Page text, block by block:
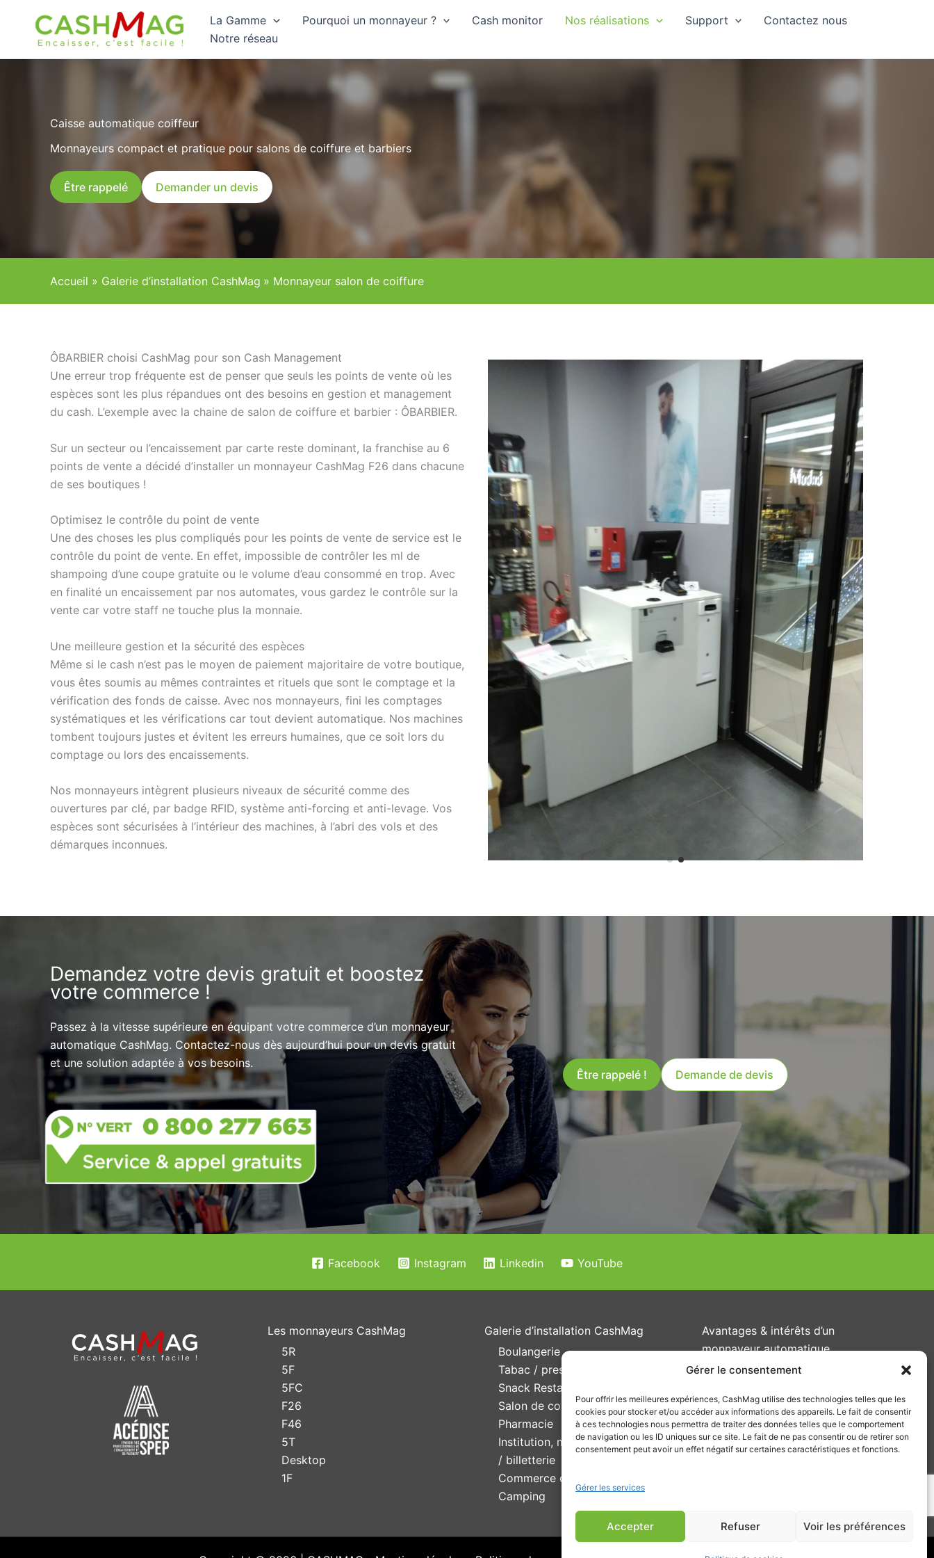
Gérer le consentement
Pour offrir les meilleures expériences, CashMag utilise des technologies telles que les
cookies pour stocker et/ou accéder aux informations des appareils. Le fait de consentir
à ces technologies nous permettra de traiter des données telles que le comportement
de navigation ou les ID uniques sur ce site. Le fait de ne pas consentir ou de retirer son
consentement peut avoir un effet négatif sur certaines caractéristiques et fonctions.
Gérer les services
Accepter Refuser Voir les préférences
contenu
La Gamme Pourquoi un monnayeur ? Cash monitor Nos réalisations Support
Contactez nous
Notre réseau
Caisse automatique coiffeur
Monnayeurs compact et pratique pour salons de coiffure et barbiers
Être rappelé Demander un devis
Accueil Galerie d’installation CashMag Monnayeur salon de coiffure
ÔBARBIER choisi CashMag pour son Cash Management
Une erreur trop fréquente est de penser que seuls les points de vente où les
espèces sont les plus répandues ont des besoins en gestion et management
du cash. L’exemple avec la chaine de salon de coiffure et barbier : ÔBARBIER.
Sur un secteur ou l’encaissement par carte reste dominant, la franchise au 6
points de vente a décidé d’installer un monnayeur CashMag F26 dans chacune
de ses boutiques !
Optimisez le contrôle du point de vente
Une des choses les plus compliqués pour les points de vente de service est le
contrôle du point de vente. En effet, impossible de contrôler les ml de
shampoing d’une coupe gratuite ou le volume d’eau consommé en trop. Avec
en finalité un encaissement par nos automates, vous gardez le contrôle sur la
vente car votre staff ne touche plus la monnaie.
Une meilleure gestion et la sécurité des espèces
Même si le cash n’est pas le moyen de paiement majoritaire de votre boutique,
vous êtes soumis au mêmes contraintes et rituels que sont le comptage et la
vérification des fonds de caisse. Avec nos monnayeurs, fini les comptages
systématiques et les vérifications car tout devient automatique. Nos machines
tombent toujours justes et évitent les erreurs humaines, que ce soit lors du
comptage ou lors des encaissements.
Nos monnayeurs intègrent plusieurs niveaux de sécurité comme des
ouvertures par clé, par badge RFID, système anti-forcing et anti-levage. Vos
espèces sont sécurisées à l’intérieur des machines, à l’abri des vols et des
démarques inconnues.
Demandez votre devis gratuit et boostez
votre commerce !
Passez à la vitesse supérieure en équipant votre commerce d’un monnayeur
automatique CashMag. Contactez-nous dès aujourd’hui pour un devis gratuit
et une solution adaptée à vos besoins.
Être rappelé !
Demande de devis
Facebook Instagram Linkedin YouTube
Les monnayeurs CashMag
5R
5F
5FC
F26
F46
5T
Desktop
1F
Galerie d’installation CashMag
Boulangerie
Tabac / presse
Snack Restaurant
Salon de coiffure / Esthétique
Pharmacie
Institution, musée et exposition
/ billetterie
Commerce de détail
Camping
Avantages & intérêts d’un
monnayeur automatique
Rendu de monnaie intelligent
R.O.I. monnayeur
Support
CashMag Connect